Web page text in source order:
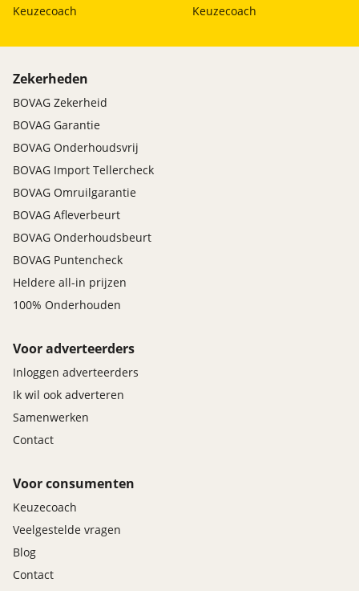
Keuzecoach
Keuzecoach
Zekerheden
BOVAG Zekerheid
BOVAG Garantie
BOVAG Onderhoudsvrij
BOVAG Import Tellercheck
BOVAG Omruilgarantie
BOVAG Afleverbeurt
BOVAG Onderhoudsbeurt
BOVAG Puntencheck
Heldere all-in prijzen
100% Onderhouden
Voor adverteerders
Inloggen adverteerders
Ik wil ook adverteren
Samenwerken
Contact
Voor consumenten
Keuzecoach
Veelgestelde vragen
Blog
Contact